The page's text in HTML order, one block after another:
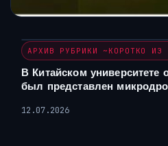
АРХИВ РУБРИКИ ~КОРОТКО ИЗ
В Китайском университете
был представлен
12.07.2026